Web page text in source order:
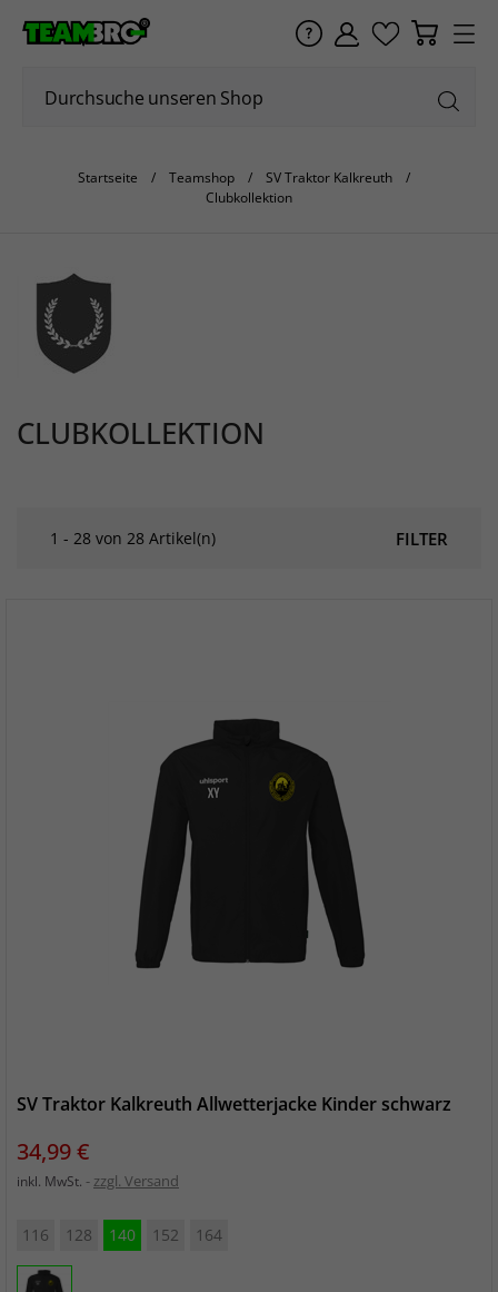
Startseite Teamshop
SV Traktor Kalkreuth
Clubkollektion
CLUBKOLLEKTION
FILTER
1 - 28 von 28 Artikel(n)
SV Traktor Kalkreuth Allwetterjacke Kinder schwarz
Preis
34,99 €
inkl. MwSt. zzgl. Versand
116 128 140 152 164